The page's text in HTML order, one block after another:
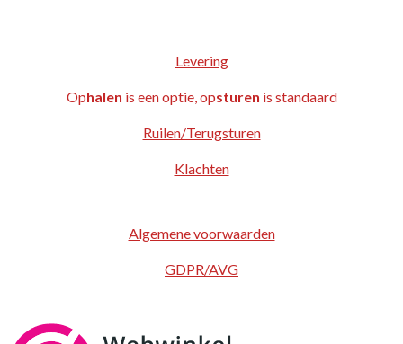
Levering
Ophalen is een optie, opsturen is standaard
Ruilen/Terugsturen
Klachten
Algemene voorwaarden
GDPR/AVG